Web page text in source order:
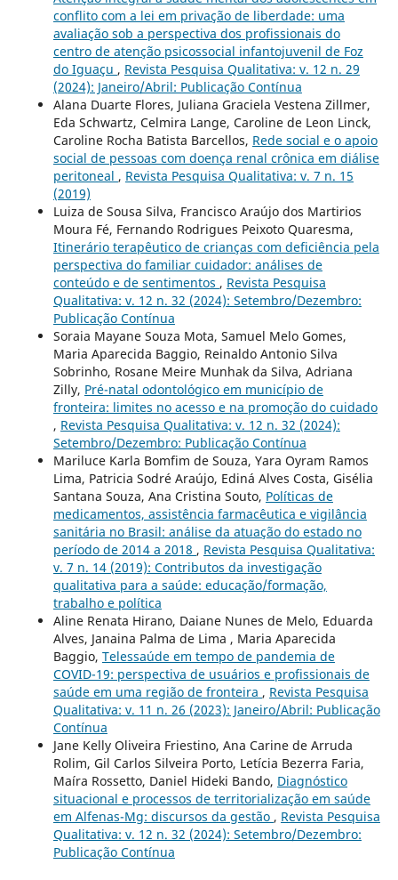
conflito com a lei em privação de liberdade: uma
avaliação sob a perspectiva dos profissionais do
centro de atenção psicossocial infantojuvenil de Foz
do Iguaçu , Revista Pesquisa Qualitativa: v. 12 n. 29
(2024): Janeiro/Abril: Publicação Contínua
Alana Duarte Flores, Juliana Graciela Vestena Zillmer,
Eda Schwartz, Celmira Lange, Caroline de Leon Linck,
Caroline Rocha Batista Barcellos, Rede social e o apoio
social de pessoas com doença renal crônica em diálise
peritoneal , Revista Pesquisa Qualitativa: v. 7 n. 15
(2019)
Luiza de Sousa Silva, Francisco Araújo dos Martirios
Moura Fé, Fernando Rodrigues Peixoto Quaresma,
Itinerário terapêutico de crianças com deficiência pela
perspectiva do familiar cuidador: análises de
conteúdo e de sentimentos , Revista Pesquisa
Qualitativa: v. 12 n. 32 (2024): Setembro/Dezembro:
Publicação Contínua
Soraia Mayane Souza Mota, Samuel Melo Gomes,
Maria Aparecida Baggio, Reinaldo Antonio Silva
Sobrinho, Rosane Meire Munhak da Silva, Adriana
Zilly, Pré-natal odontológico em município de
fronteira: limites no acesso e na promoção do cuidado
, Revista Pesquisa Qualitativa: v. 12 n. 32 (2024):
Setembro/Dezembro: Publicação Contínua
Mariluce Karla Bomfim de Souza, Yara Oyram Ramos
Lima, Patricia Sodré Araújo, Ediná Alves Costa, Gisélia
Santana Souza, Ana Cristina Souto, Políticas de
medicamentos, assistência farmacêutica e vigilância
sanitária no Brasil: análise da atuação do estado no
período de 2014 a 2018 , Revista Pesquisa Qualitativa:
v. 7 n. 14 (2019): Contributos da investigação
qualitativa para a saúde: educação/formação,
trabalho e política
Aline Renata Hirano, Daiane Nunes de Melo, Eduarda
Alves, Janaina Palma de Lima , Maria Aparecida
Baggio, Telessaúde em tempo de pandemia de
COVID-19: perspectiva de usuários e profissionais de
saúde em uma região de fronteira , Revista Pesquisa
Qualitativa: v. 11 n. 26 (2023): Janeiro/Abril: Publicação
Contínua
Jane Kelly Oliveira Friestino, Ana Carine de Arruda
Rolim, Gil Carlos Silveira Porto, Letícia Bezerra Faria,
Maíra Rossetto, Daniel Hideki Bando, Diagnóstico
situacional e processos de territorialização em saúde
em Alfenas-Mg: discursos da gestão , Revista Pesquisa
Qualitativa: v. 12 n. 32 (2024): Setembro/Dezembro:
Publicação Contínua